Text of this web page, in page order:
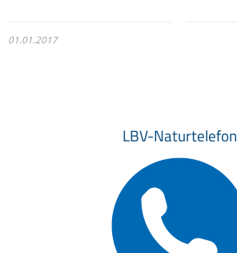
01.01.2017
LBV-Naturtelefon